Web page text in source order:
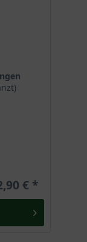
€